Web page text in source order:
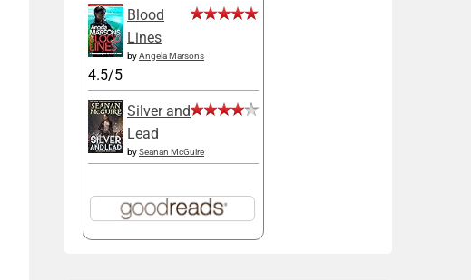
Blood
Lines
byAngela Marsons
4.5/5
Silver and
Lead
bySeanan McGuire